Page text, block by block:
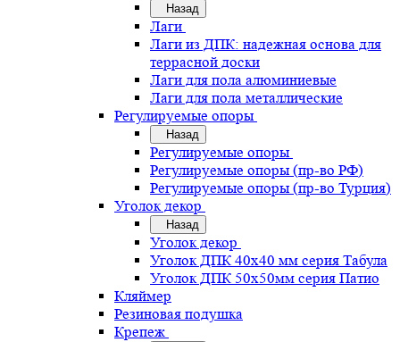
Назад
Лаги
Лаги из ДПК: надежная основа для
террасной доски
Лаги для пола алюминиевые
Лаги для пола металлические
Регулируемые опоры
Назад
Регулируемые опоры
Регулируемые опоры (пр-во РФ)
Регулируемые опоры (пр-во Турция)
Уголок декор
Назад
Уголок декор
Уголок ДПК 40х40 мм серия Табула
Уголок ДПК 50х50мм серия Патио
Кляймер
Резиновая подушка
Крепеж